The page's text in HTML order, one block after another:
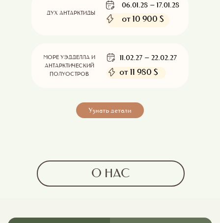
ДУХ АНТАРКТИДЫ
МОРЕ УЭДДЕЛЛА И
АНТАРКТИЧЕСКИЙ
ПОЛУОСТРОВ
06.01.28 – 17.01.28
от10 900 $
11.02.27 – 22.02.27
от11 980 $
Узнать детали
О НАС